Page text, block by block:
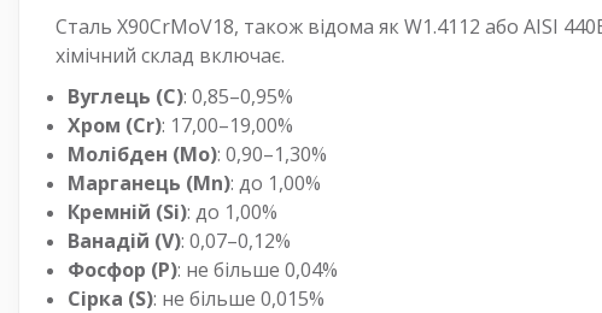
Сталь X90CrMoV18, також відома як W1.4112 або AISI
хімічний склад включає.
Вуглець (C): 0,85–0,95%
Хром (Cr): 17,00–19,00%
Молібден (Mo): 0,90–1,30%
Марганець (Mn): до 1,00%
Кремній (Si): до 1,00%
Ванадій (V): 0,07–0,12%
Фосфор (P): не більше 0,04%
Сірка (S): не більше 0,015%